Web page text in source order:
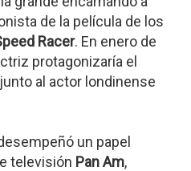
de la película de los
Racer. En enero de
protagonizaría el
al actor londinense
un papel
televisión Pan Am,